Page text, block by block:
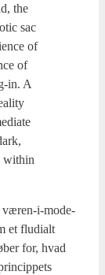
the
sac
of
of
in. A
wit­hin
væren-i-mode­
et flu­di­alt
for, hvad